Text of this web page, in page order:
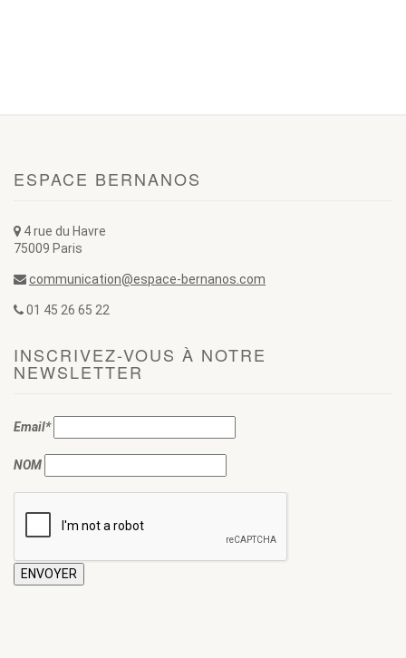
ESPACE BERNANOS
4 rue du Havre
75009 Paris
communication@espace-bernanos.com
01 45 26 65 22
INSCRIVEZ-VOUS À NOTRE
NEWSLETTER
Email*
NOM